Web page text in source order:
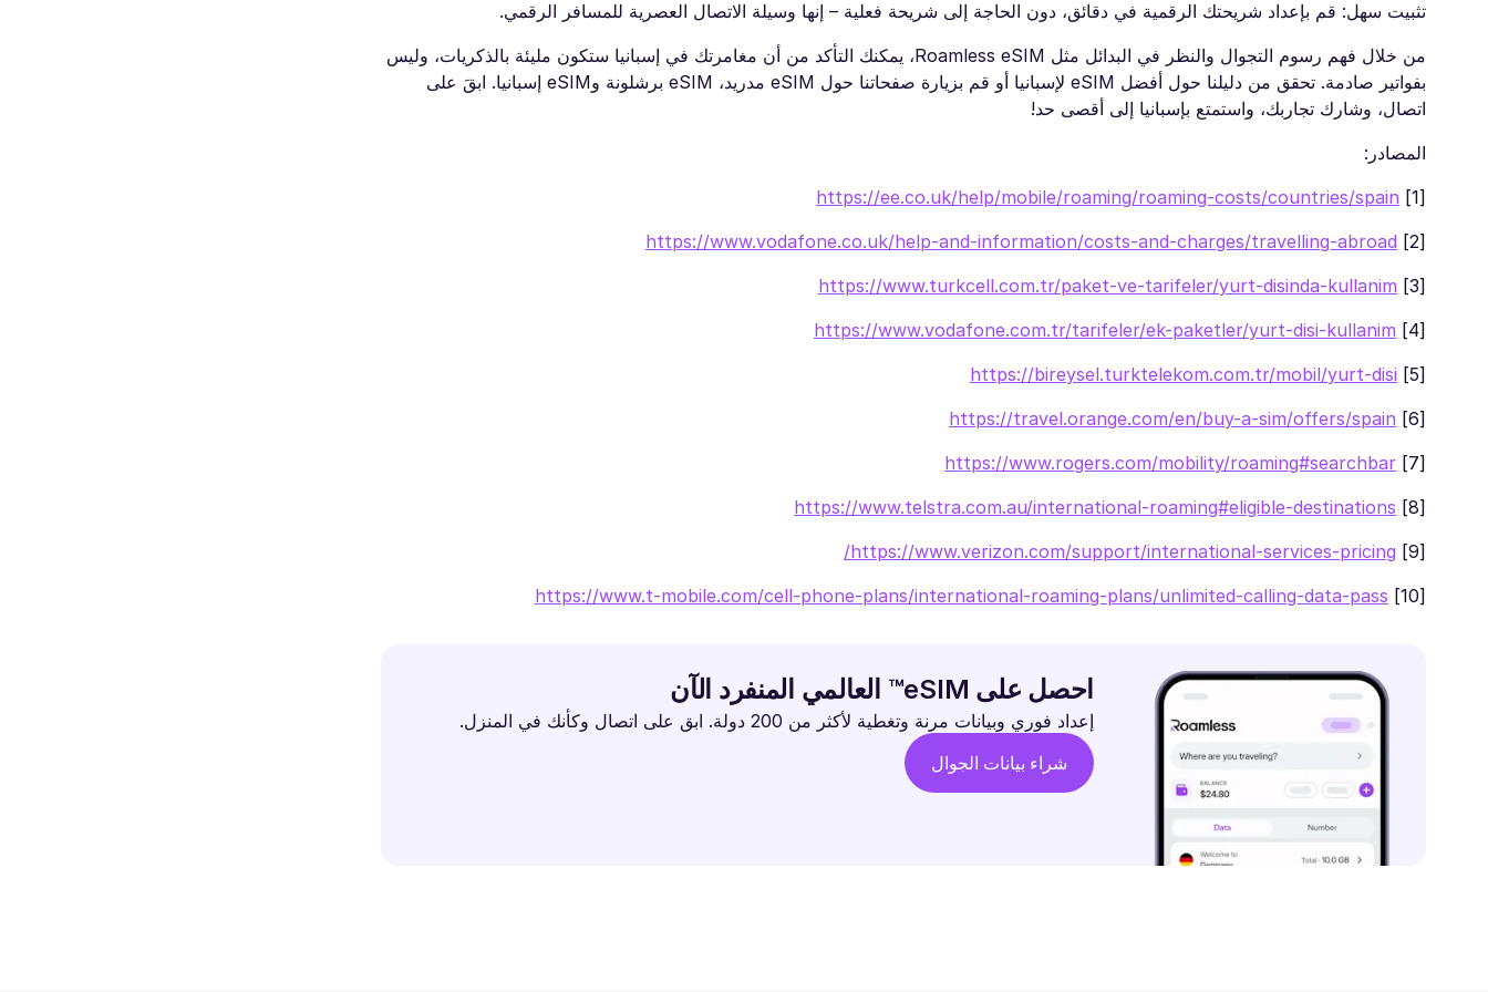
تثبيت سهل: قم بإعداد شريحتك الرقمية في دقائق، دون الحاجة إلى شريحة فعلية – إنها وسيلة الاتصال العصرية للمسافر الرقمي.
من خلال فهم رسوم التجوال والنظر في البدائل مثل Roamless eSIM، يمكنك التأكد من أن مغامرتك في إسبانيا ستكون مليئة بالذكريات، وليس
بفواتير صادمة. تحقق من دليلنا حول أفضل eSIM لإسبانيا أو قم بزيارة صفحاتنا حول eSIM مدريد، eSIM برشلونة وeSIM إسبانيا. ابقَ على
اتصال، وشارك تجاربك، واستمتع بإسبانيا إلى أقصى حد!
المصادر:
[1]
https://ee.co.uk/help/mobile/roaming/roaming-costs/countries/spain
[2]
https://www.vodafone.co.uk/help-and-information/costs-and-charges/travelling-abroad
[3]
https://www.turkcell.com.tr/paket-ve-tarifeler/yurt-disinda-kullanim
[4]
https://www.vodafone.com.tr/tarifeler/ek-paketler/yurt-disi-kullanim
[5]
https://bireysel.turktelekom.com.tr/mobil/yurt-disi
[6]
https://travel.orange.com/en/buy-a-sim/offers/spain
[7]
https://www.rogers.com/mobility/roaming#searchbar
[8]
https://www.telstra.com.au/international-roaming#eligible-destinations
[9]
https://www.verizon.com/support/international-services-pricing/
[10]
https://www.t-mobile.com/cell-phone-plans/international-roaming-plans/unlimited-calling-data-pass
احصل على eSIM™ العالمي المنفرد الآن
إعداد فوري وبيانات مرنة وتغطية لأكثر من 200 دولة. ابق على اتصال وكأنك في المنزل.
شراء بيانات الجوال